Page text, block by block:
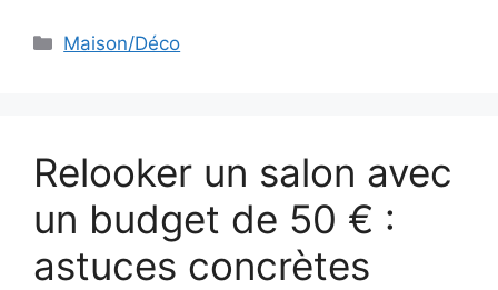
Catégories
Maison/Déco
Relooker un salon avec
un budget de 50 € :
astuces concrètes